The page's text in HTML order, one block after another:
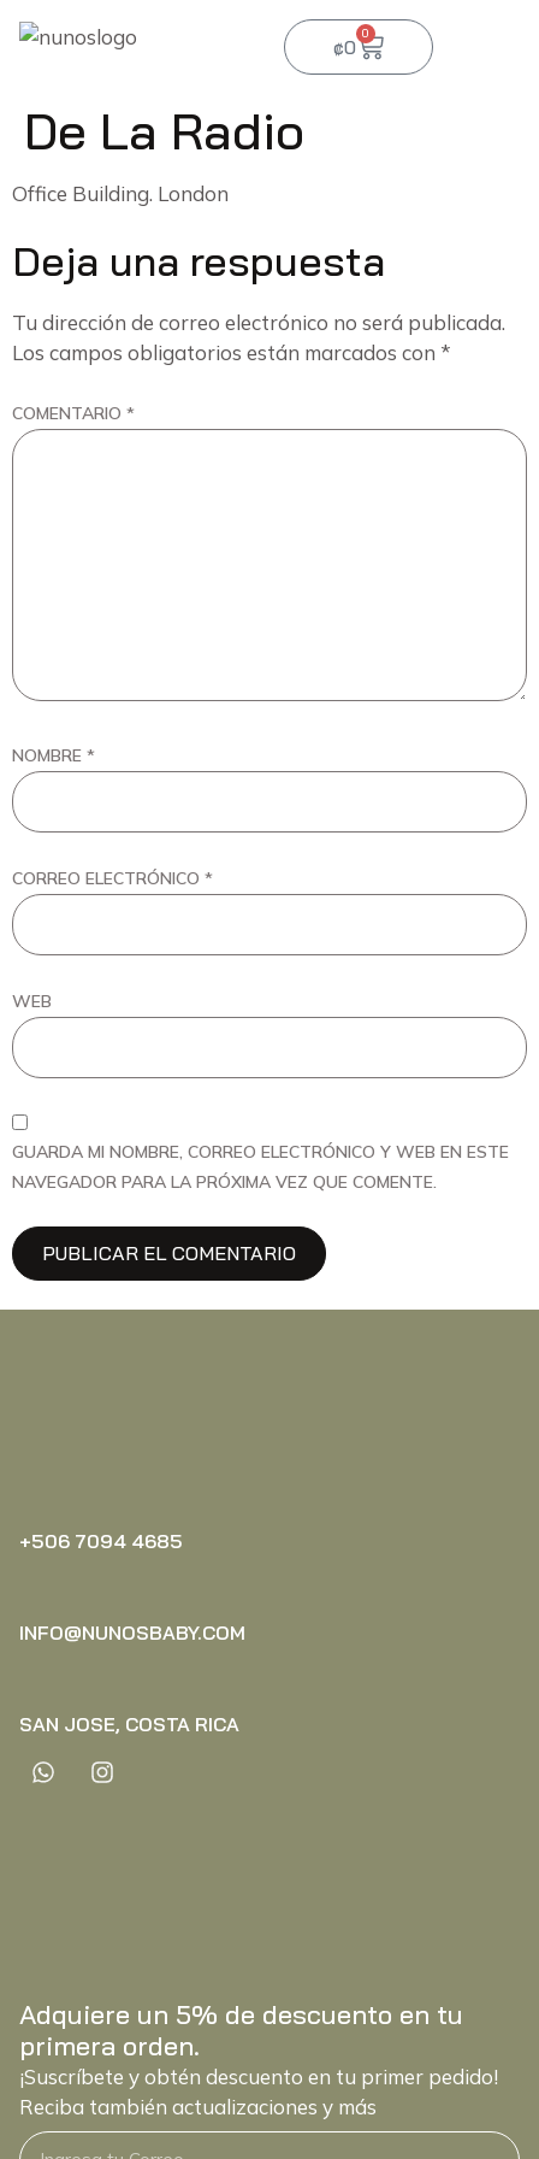
₡0
0
De La Radio
Office Building. London
Deja una respuesta
Tu dirección de correo electrónico no será publicada.
Los campos obligatorios están marcados con *
COMENTARIO *
NOMBRE *
CORREO ELECTRÓNICO *
WEB
GUARDA MI NOMBRE, CORREO ELECTRÓNICO Y WEB EN ESTE
NAVEGADOR PARA LA PRÓXIMA VEZ QUE COMENTE.
+506 7094 4685‬
INFO@NUNOSBABY.COM
SAN JOSE, COSTA RICA
Adquiere un 5% de descuento en tu
primera orden.
¡Suscríbete y obtén descuento en tu primer pedido!
Reciba también actualizaciones y más